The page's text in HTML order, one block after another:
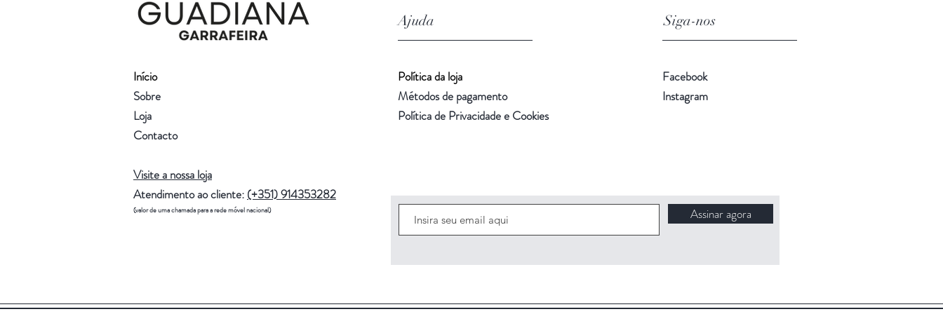
Início
Sobre
Loja
Contacto
Visite a nossa loja
Atendimento ao cliente: (+351) 914353282
(valor de uma chamada para a rede móvel nacional)
Ajuda
Política da loja
Métodos de pagamento
Política de Privacidade e Cookies
Siga-nos
Facebook
Instagram
Assinar agora